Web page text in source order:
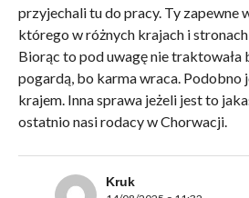
przyjechali tu do pracy. Ty zapewne
którego w różnych krajach i stronach
Biorąc to pod uwagę nie traktowała
pogardą, bo karma wraca.
krajem. Inna sprawa jeżeli jest to
ostatnio nasi rodacy w Chorwacji.
Kruk